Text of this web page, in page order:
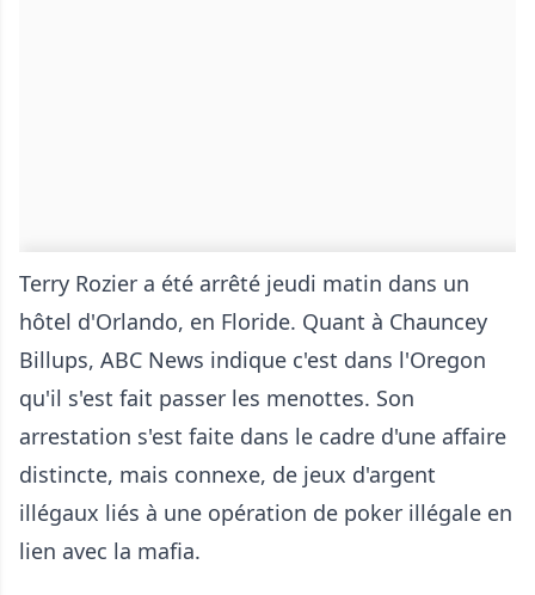
Terry Rozier a été arrêté jeudi matin dans un
hôtel d'Orlando, en Floride. Quant à Chauncey
Billups, ABC News indique c'est dans l'Oregon
qu'il s'est fait passer les menottes. Son
arrestation s'est faite dans le cadre d'une affaire
distincte, mais connexe, de jeux d'argent
illégaux liés à une opération de poker illégale en
lien avec la mafia.